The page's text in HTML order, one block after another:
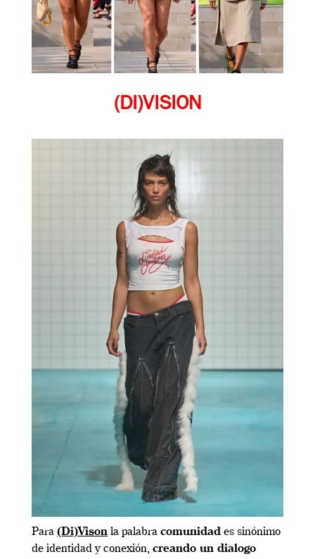
(DI)VISION
Para (Di)Vison la palabra comunidad es sinónimo
de identidad y conexión, creando un dialogo